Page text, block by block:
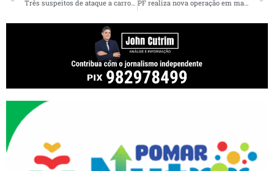
PF realiza nova operação em mais cidades do MA contra desvios do Fundeb; R$ 2,5 milhões são apreendidos